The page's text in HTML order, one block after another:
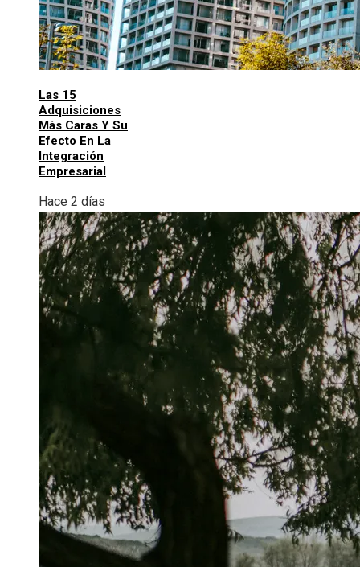
Las 15
Adquisiciones
Más Caras Y Su
Efecto En La
Integración
Empresarial
Hace 2 días